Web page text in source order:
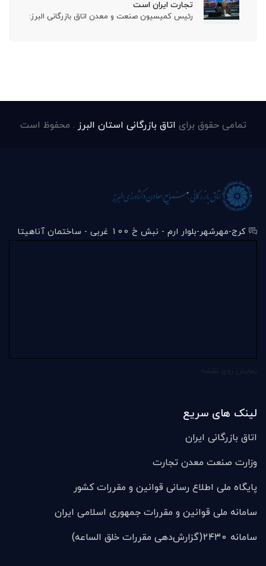
تجارت ایران است
رئیس کمیسیون صنعت و معدن اتاق بازرگانی البرز:
تمامی حقوق برای اتاق بازرگانی استان البرز . محفوظ است
کرج-مهرشهر-بلوار ارم - نبش خ 100 غربی - ساختمان آناهیتا
لینک های سریع
اتاق بازرگانی ایران
وزارت صنعت معدن تجارت
پایگاه ملی اطلاع رسانی قوانین و مقررات کشور
سامانه ملی قوانين و مقررات جمهوری اسلامی ایران
سامانه ۲۴۳۰(گزارش‌دهی مقررات خلق الساعه)